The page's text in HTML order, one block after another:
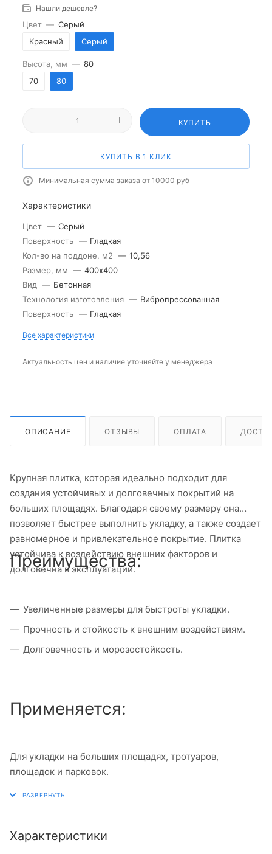
Нашли дешевле?
Цвет — Серый
Красный
Серый
Высота, мм — 80
70
80
КУПИТЬ
КУПИТЬ В 1 КЛИК
Минимальная сумма заказа от 10000 руб
Характеристики
Цвет — Серый
Поверхность — Гладкая
Кол-во на поддоне, м2
— 10,56
Размер, мм
— 400х400
Вид
— Бетонная
Технология изготовления — Вибропрессованная
Поверхность — Гладкая
Все характеристики
Актуальность цен и наличие уточняйте у менеджера
ОПИСАНИЕ ОТЗЫВЫ ОПЛАТА
Крупная плитка, которая идеально подходит для
создания устойчивых и долговечных покрытий на
больших площадях. Благодаря своему размеру она
позволяет быстрее выполнить укладку, а также создает
равномерное и привлекательное покрытие. Плитка
устойчива к воздействию внешних факторов и
долговечна в эксплуатации.
Преимущества:
Увеличенные размеры для быстроты укладки.
Прочность и стойкость к внешним воздействиям.
Долговечность и морозостойкость.
Применяется:
Для укладки на больших площадях, тротуаров,
площадок и парковок.
Характеристики